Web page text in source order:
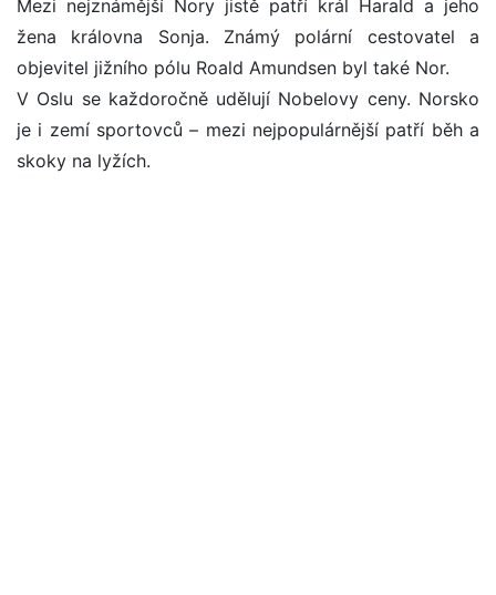
Mezi nejznámější Nory jistě patří král Harald a jeho
žena královna Sonja. Známý polární cestovatel a
objevitel jižního pólu Roald Amundsen byl také Nor.
V Oslu se každoročně udělují Nobelovy ceny. Norsko
je i zemí sportovců – mezi nejpopulárnější patří běh a
skoky na lyžích.